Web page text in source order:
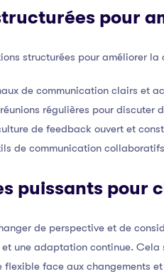
pour
structurées pour améliorer
de communication clairs et
régulières pour discuter
de feedback ouvert et
de communication
puissants pour
de perspective et de
une adaptation continue.
flexible face aux changements